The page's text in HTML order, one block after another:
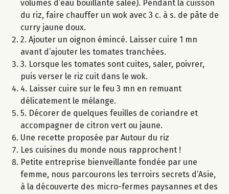
volumes d’eau bouillante salée). Pendant la cuisson
du riz, faire chauffer un wok avec 3 c. à s. de pâte de
curry jaune doux.
2. Ajouter un oignon émincé. Laisser cuire 1 mn
avant d’ajouter les tomates tranchées.
3. Lorsque les tomates sont cuites, saler, poivrer,
puis verser le riz cuit dans le wok.
4. Laisser cuire sur le feu 3 mn en remuant
délicatement le mélange.
5. Décorer de quelques feuilles de coriandre et
accompagner de citron vert ou jaune.
Une recette proposée par Autour du riz
Les cuisines du monde nous rapprochent !
Petite entreprise bienveillante fondée par une
femme, nous parcourons les terroirs secrets d’Asie,
à la découverte des micro-fermes paysannes et des